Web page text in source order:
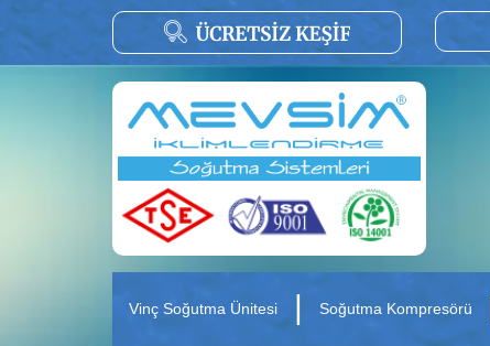
Vinç Soğutma Ünitesi | Soğutma Kompresörü